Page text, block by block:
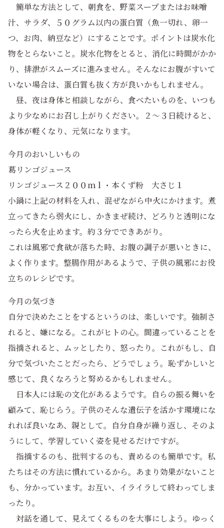
簡単な方法として、朝食を、野菜スープまたはお味噌
汁、サラダ、５０グラム以内の蛋白質（魚一切れ、卵一
つ、お肉、納豆など）にすることです。ポイントは炭水化
物をとらないこと。炭水化物をとると、消化に時間がかか
り、排泄がスムーズに進みません。そんなにお腹がすいて
いない場合は、蛋白質も抜く方が良いかもしれません。
昼、夜は身体と相談しながら、食べたいものを、いつも
より少なめにお召し上がりください。２～３日続けると、
身体が軽くなり、元気になります。
今月のおいしいもの
葛リンゴジュース
リンゴジュース２００ｍｌ・本くず粉 大さじ１
小鍋に上記の材料を入れ、混ぜながら中火にかけます。煮
立ってきたら弱火にし、かきまぜ続け、どろりと透明にな
ったら火を止めます。約３分でできあがり。
これは風邪で食欲が落ちた時、お腹の調子が悪いときに、
よく作ります。整腸作用があるようで、子供の風邪にお役
立ちのレシピです。
今月の気づき
自分で決めたことをするというのは、楽しいです。強制さ
れると、嫌になる。これがヒトの心。間違っていることを
指摘されると、ムッとしたり、怒ったり。これがもし、自
分で気づいたことだったら、どうでしょう。恥ずかしいと
感じて、良くなろうと努めるかもしれません。
日本人には恥の文化があるようです。自らの振る舞いを
顧みて、恥じらう。子供のそんな遺伝子を活かす環境にな
れれば良いなあ、親として。自分自身が繰り返し、そのよ
うにして、学習していく姿を見せるだけですが。
指摘するのも、批判するのも、責めるのも簡単です。私
たちはその方法に慣れているから。あまり効果がないこと
も、分かっています。お互い、イライラして終わってしま
ったり。
対話を通して、見えてくるものを大事にしよう。ゆっく